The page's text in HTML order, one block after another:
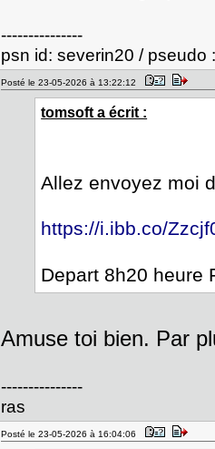
---------------
psn id: severin20 / pseudo
Posté le 23-05-2026 à 13:22:12
tomsoft a écrit :
Allez envoyez moi
https://i.ibb.co/
Depart 8h20
Amuse toi bien. Par
---------------
ras
Posté le 23-05-2026 à 16:04:06